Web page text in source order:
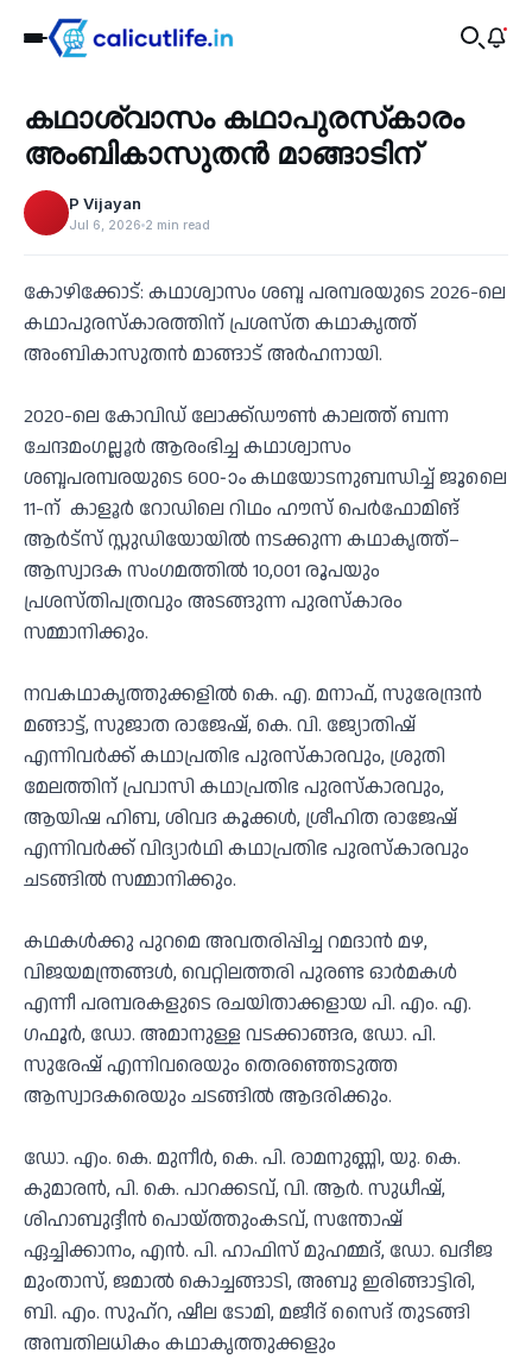
‹
Recent
കഥാശ്വാസം കഥാപുരസ്‌കാരം
അംബികാസുതൻ മാങ്ങാടിന്
P Vijayan
Jul 6, 2026 2 min read
കോഴിക്കോട്: കഥാശ്വാസം ശബ്ദ പരമ്പരയുടെ 2026-ലെ
കഥാപുരസ്‌കാരത്തിന് പ്രശസ്ത കഥാകൃത്ത്
അംബികാസുതൻ മാങ്ങാട് അർഹനായി.
2020-ലെ കോവിഡ് ലോക്ക്ഡൗൺ കാലത്ത് ബന്ന
ചേന്ദമംഗല്ലൂർ ആരംഭിച്ച കഥാശ്വാസം
ശബ്ദപരമ്പരയുടെ 600-ാം കഥയോടനുബന്ധിച്ച് ജൂലൈ
11-ന് കാളൂർ റോഡിലെ റിഥം ഹൗസ് പെർഫോമിങ്
ആർട്സ് സ്റ്റുഡിയോയിൽ നടക്കുന്ന കഥാകൃത്ത്–
ആസ്വാദക സംഗമത്തിൽ 10,001 രൂപയും
പ്രശസ്തിപത്രവും അടങ്ങുന്ന പുരസ്‌കാരം
സമ്മാനിക്കും.
നവകഥാകൃത്തുക്കളിൽ കെ. എ. മനാഫ്, സുരേന്ദ്രൻ
മങ്ങാട്ട്, സുജാത രാജേഷ്, കെ. വി. ജ്യോതിഷ്
എന്നിവർക്ക് കഥാപ്രതിഭ പുരസ്‌കാരവും, ശ്രുതി
മേലത്തിന് പ്രവാസി കഥാപ്രതിഭ പുരസ്‌കാരവും,
ആയിഷ ഹിബ, ശിവദ കൂക്കൾ, ശ്രീഹിത രാജേഷ്
എന്നിവർക്ക് വിദ്യാർഥി കഥാപ്രതിഭ പുരസ്‌കാരവും
ചടങ്ങിൽ സമ്മാനിക്കും.
കഥകൾക്കു പുറമെ അവതരിപ്പിച്ച റമദാൻ മഴ,
വിജയമന്ത്രങ്ങൾ, വെറ്റിലത്തരി പുരണ്ട ഓർമകൾ
എന്നീ പരമ്പരകളുടെ രചയിതാക്കളായ പി. എം. എ.
ഗഫൂർ, ഡോ. അമാനുള്ള വടക്കാങ്ങര, ഡോ. പി.
സുരേഷ് എന്നിവരെയും തെരഞ്ഞെടുത്ത
ആസ്വാദകരെയും ചടങ്ങിൽ ആദരിക്കും.
ഡോ. എം. കെ. മുനീർ, കെ. പി. രാമനുണ്ണി, യു. കെ.
കുമാരൻ, പി. കെ. പാറക്കടവ്, വി. ആർ. സുധീഷ്,
ശിഹാബുദ്ദീൻ പൊയ്‌ത്തുംകടവ്, സന്തോഷ്
ഏച്ചിക്കാനം, എൻ. പി. ഹാഫിസ് മുഹമ്മദ്, ഡോ. ഖദീജ
മുംതാസ്, ജമാൽ കൊച്ചങ്ങാടി, അബു ഇരിങ്ങാട്ടിരി,
ബി. എം. സുഹ്റ, ഷീല ടോമി, മജീദ് സൈദ് തുടങ്ങി
അമ്പതിലധികം കഥാകൃത്തുക്കളും